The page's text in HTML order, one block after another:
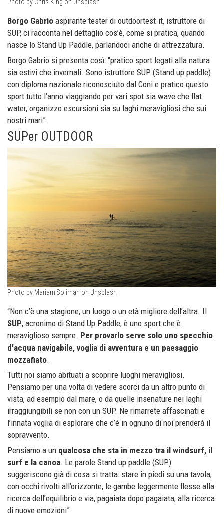
Photo by Chris King on Unsplash
Borgo Gabrio aspirante tester di outdoortest.it, istruttore di
SUP, ci racconta nel dettaglio cos’è, come si pratica, quando
nasce lo Stand Up Paddle, parlandoci anche di attrezzatura.
Borgo Gabrio si presenta così: “pratico sport legati alla natura
sia estivi che invernali. Sono istruttore SUP (Stand up paddle)
con diploma nazionale riconosciuto dal Coni e pratico questo
sport tutto l’anno viaggiando per vari spot sia wave che flat
water, organizzo escursioni sia su laghi meravigliosi che sui
nostri mari”.
SUPer OUTDOOR
Photo by Mariam Soliman on Unsplash
“Non c’è una stagione, un luogo o un età migliore dell’altra. Il
SUP, acronimo di Stand Up Paddle, è uno sport che è
meraviglioso sempre. Per provarlo serve solo uno specchio
d’acqua navigabile, voglia di avventura e un paesaggio
mozzafiato.
Tutti noi siamo abituati a scoprire luoghi meravigliosi.
Pensiamo per una volta di vedere scorci da un altro punto di
vista, ad esempio dal mare, o da quelle insenature nei laghi
irraggiungibili se non con un SUP. Ne rimarrete affascinati e
l’innata voglia di esplorare che c’è in ognuno di noi prenderà il
sopravvento.
Pensiamo a un qualcosa che sta in mezzo tra il windsurf, il
surf e la canoa. Le parole Stand up paddle (SUP)
suggeriscono già di cosa si tratta: stare in piedi su una tavola,
con occhi rivolti all’orizzonte, le gambe leggermente flesse alla
ricerca dell’equilibrio e via, pagaiata dopo pagaiata, alla ricerca
di nuove emozioni”.